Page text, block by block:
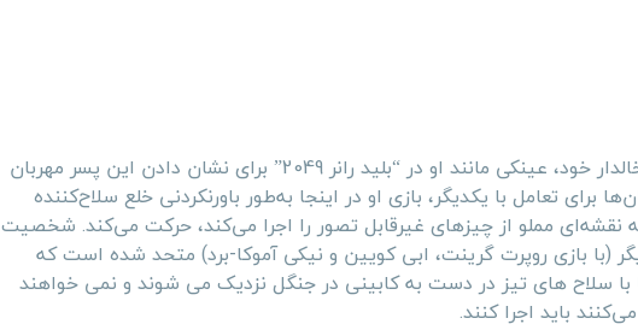
اجرای برجسته از دیو باتیستا می آید، در حالت خرس عروسکی خالدار خود، عینکی مانند او در “بلید رانر 2049” برای نشان دادن این پسر مهربان
تعامل با یکدیگر، بازی او در اینجا به‌طور باورنکردنی خلع سلاح‌کننده
مملو از چیزهای غیرقابل تصور را اجرا می‌کند، حرکت می‌کند. شخصیت
(با بازی روپرت گرینت، ابی کویین و نیکی آموکا-برد) متحد شده است که
با سلاح های تیز در دست به کابینی در جنگل نزدیک می شوند و نمی خواهند
باید اجرا کنند.